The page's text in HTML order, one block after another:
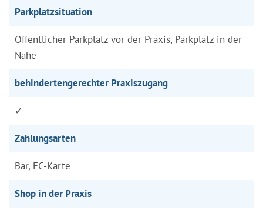
Parkplatzsituation
Öffentlicher Parkplatz vor der Praxis, Parkplatz in der
Nähe
behindertengerechter Praxiszugang
✓
Zahlungsarten
Bar, EC-Karte
Shop in der Praxis